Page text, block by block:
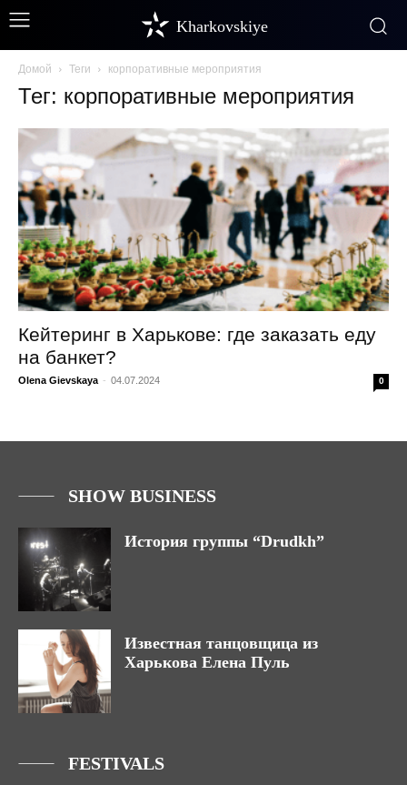
Kharkovskiye
Домой Теги корпоративные мероприятия
Тег: корпоративные мероприятия
Кейтеринг в Харькове: где заказать еду
на банкет?
Olena Gievskaya - 04.07.2024 0
SHOW BUSINESS
История группы “Drudkh”
Известная танцовщица из
Харькова Елена Пуль
FESTIVALS